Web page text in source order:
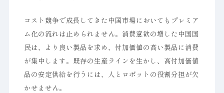
コスト競争で成長してきた中国市場においてもプレミア
ム化の流れは止められません。消費意欲の増した中国国
民は、より良い製品を求め、付加価値の高い製品に消費
が集中します。既存の生産ラインを生かし、高付加価値
品の安定供給を行うには、人とロボットの役割分担が欠
かせません。